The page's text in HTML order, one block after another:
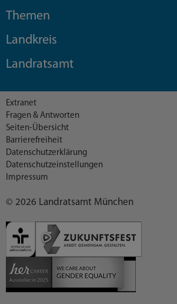
Themen
Landkreis
Landratsamt
© 2026 Landratsamt München
Extranet
Fragen & Antworten
Seiten-Übersicht
Barrierefreiheit
Datenschutzerklärung
Datenschutzeinstellungen
Impressum